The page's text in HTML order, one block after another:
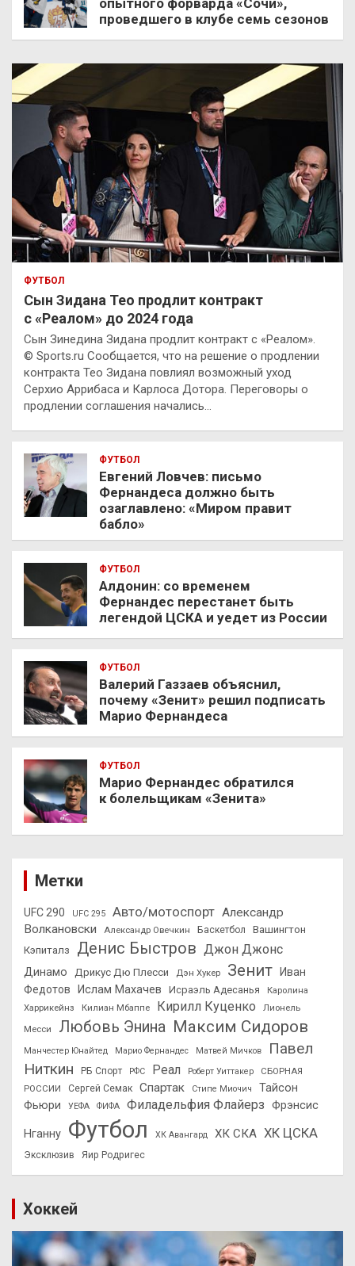
опытного форварда «Сочи»,
проведшего в клубе семь сезонов
ФУТБОЛ
Сын Зидана Тео продлит контракт
с «Реалом» до 2024 года
Сын Зинедина Зидана продлит контракт с «Реалом».
© Sports.ru Сообщается, что на решение о продлении
контракта Тео Зидана повлиял возможный уход
Серхио Аррибаса и Карлоса Дотора. Переговоры о
продлении соглашения начались…
ФУТБОЛ
Евгений Ловчев: письмо
Фернандеса должно быть
озаглавлено: «Миром правит
бабло»
ФУТБОЛ
Алдонин: со временем
Фернандес перестанет быть
легендой ЦСКА и уедет из России
ФУТБОЛ
Валерий Газзаев объяснил,
почему «Зенит» решил подписать
Марио Фернандеса
ФУТБОЛ
Марио Фернандес обратился
к болельщикам «Зенита»
Метки
UFC 290 UFC 295 Авто/мотоспорт Александр
Волкановски
Александр Овечкин Баскетбол
Вашингтон
Кэпиталз
Денис Быстров Джон Джонс
Динамо Дрикус Дю Плесси Дэн Хукер Зенит
Иван
Федотов
Ислам Махачев Исраэль Адесанья
Каролина
Харрикейнз
Килиан Мбаппе Кирилл Куценко
Лионель
Месси
Любовь Энина Максим Сидоров
Манчестер Юнайтед Марио Фернандес Матвей Мичков
Павел
Ниткин
РБ Спорт РФС Реал Роберт Уиттакер
СБОРНАЯ
РОССИИ
Сергей Семак Спартак Стипе Миочич
Тайсон
Фьюри
УЕФА ФИФА Филадельфия Флайерз Фрэнсис
Нганну Футбол ХК Авангард ХК СКА ХК ЦСКА
Эксклюзив Яир Родригес
Хоккей